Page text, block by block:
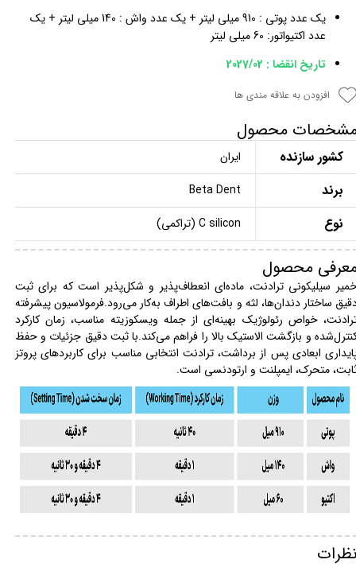
یک عدد پوتی : 910 میلی لیتر + یک عدد واش : 140 میلی لیتر + یک
عدد اکتیواتور: 60 میلی لیتر
تاریخ انقضا : 2027/02
افزودن به علاقه مندی ها
محصول
کشور سازنده ایران
برند Beta Dent
نوع C silicon (تراکمی)
محصول
سیلیکونی ترادنت، ماده‌ای انعطاف‌پذیر و شکل‌پذیر است که برای ثبت
ساختار دندان‌ها، لثه و بافت‌های اطراف به‌کار می‌رود.فرمولاسیون پیشرفته
خواص رئولوژیک بهینه‌ای از جمله ویسکوزیته مناسب، زمان کارکرد
و بازگشت الاستیک بالا را فراهم می‌کند.با ثبت دقیق جزئیات و حفظ
ابعادی پس از برداشت، ترادنت انتخابی مناسب برای کاربردهای پروتز
متحرک، ایمپلنت و ارتودنسی است.